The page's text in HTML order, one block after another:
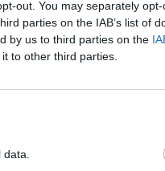
out. You may separately
parties on the IAB’s list of
by us to third parties on the
to other third parties.
organizator oziroma
o dohodnini (drugi
ime in priimek, točen
brez pravice do
lahko organizator na
tekočino in